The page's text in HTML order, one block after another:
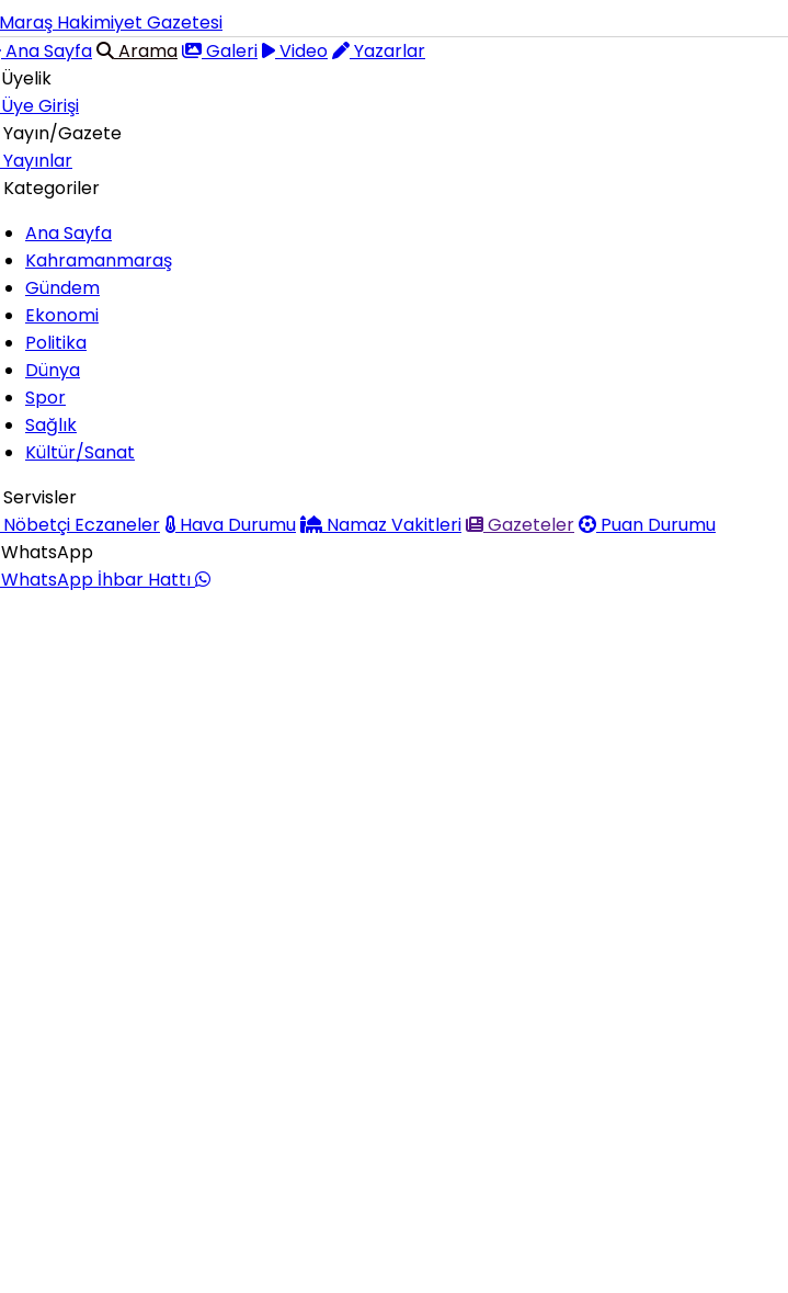
Ana Sayfa Arama Galeri Video
Yazarlar
Üyelik
Üye Girişi
Yayın/Gazete
Yayınlar
Kategoriler
Ana Sayfa
Kahramanmaraş
Gündem
Ekonomi
Politika
Dünya
Spor
Sağlık
Kültür/Sanat
Servisler
Nöbetçi Eczaneler
Hava Durumu Namaz Vakitleri Gazeteler
Puan Durumu
WhatsApp
WhatsApp İhbar Hattı